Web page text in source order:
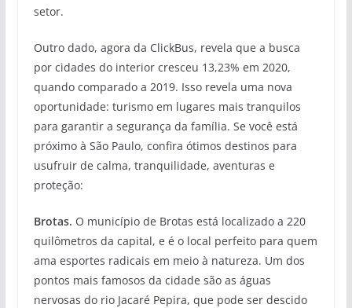
setor.
Outro dado, agora da ClickBus, revela que a busca
por cidades do interior cresceu 13,23% em 2020,
quando comparado a 2019. Isso revela uma nova
oportunidade: turismo em lugares mais tranquilos
para garantir a segurança da família. Se você está
próximo à São Paulo, confira ótimos destinos para
usufruir de calma, tranquilidade, aventuras e
proteção:
Brotas. O município de Brotas está localizado a 220
quilômetros da capital, e é o local perfeito para quem
ama esportes radicais em meio à natureza. Um dos
pontos mais famosos da cidade são as águas
nervosas do rio Jacaré Pepira, que pode ser descido